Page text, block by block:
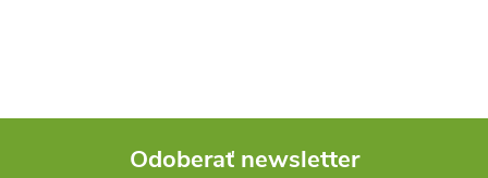
Odoberať newsletter